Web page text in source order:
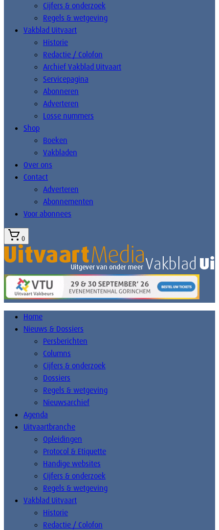
Cijfers & onderzoek
Regels & wetgeving
Vakblad Uitvaart
Historie
Redactie / Colofon
Archief Vakblad Uitvaart
Servicepagina
Abonneren
Adverteren
Losse nummers
Shop
Boeken
Vakbladen
Over ons
Contact
Adverteren
Abonnementen
Voor abonnees
0
Home
Nieuws & Dossiers
Persberichten
Columns
Cijfers & onderzoek
Dossiers
Regels & wetgeving
Nieuwsarchief
Agenda
Uitvaartbranche
Opleidingen
Protocol & Etiquette
Handige websites
Cijfers & onderzoek
Regels & wetgeving
Vakblad Uitvaart
Historie
Redactie / Colofon